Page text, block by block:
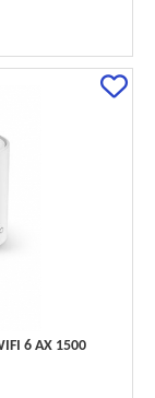
6 AX 1500